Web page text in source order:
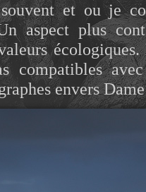
et ou je
aspect plus
compatibles
envers